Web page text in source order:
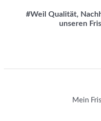
#Weil Qualität,
unseren
Mein